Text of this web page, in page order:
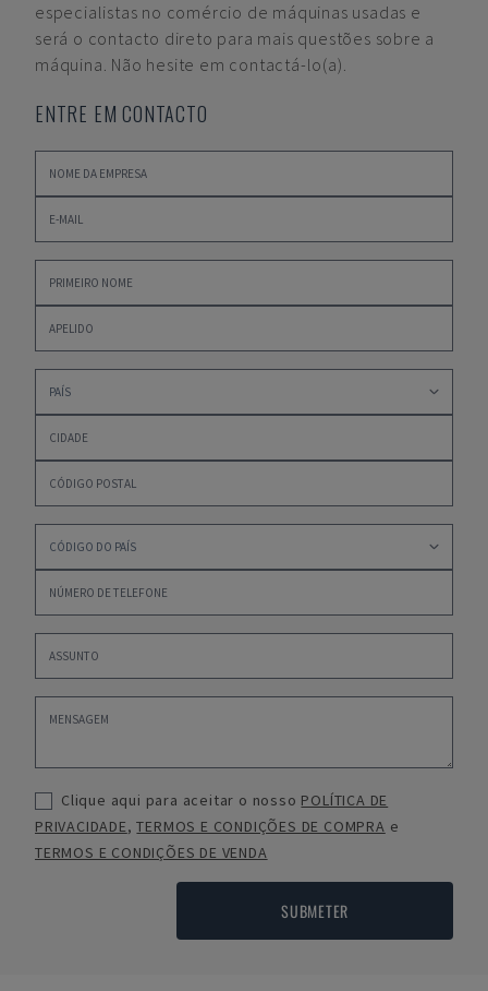
especialistas no comércio de máquinas usadas e
será o contacto direto para mais questões sobre a
máquina. Não hesite em contactá-lo(a).
ENTRE EM CONTACTO
Clique aqui para aceitar o nosso POLÍTICA DE
PRIVACIDADE,TERMOS E CONDIÇÕES DE COMPRA e
TERMOS E CONDIÇÕES DE VENDA
SUBMETER